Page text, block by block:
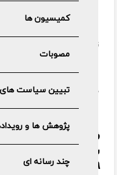
کمیسیون ها
مصوبات
تبیین سیاست
پژوهش ها و
چند رسانه ای
کانادا و فرانسه؛
نویسندگان
مهدی باقری
عمومی دانشگاه
دانیال طاهری
فصلنامه سیاست
۱۲۹-۱۱۲